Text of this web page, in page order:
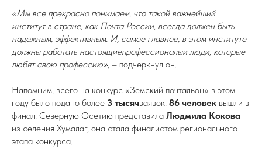
«Мы все прекрасно понимаем, что такой важнейший
институт в стране, как Почта России, всегда должен быть
надежным, эффективным. И, самое главное, в этом институте
должны работать настоящиепрофессионалыи люди, которые
любят свою профессию», – подчеркнул он.
Напомним, всего на конкурс «Земский почтальон» в этом
году было подано более 3 тысячзаявок. 86 человек вышли в
финал. Северную Осетию представила Людмила Кокова
из селения Хумалаг, она стала финалистом регионального
этапа конкурса.